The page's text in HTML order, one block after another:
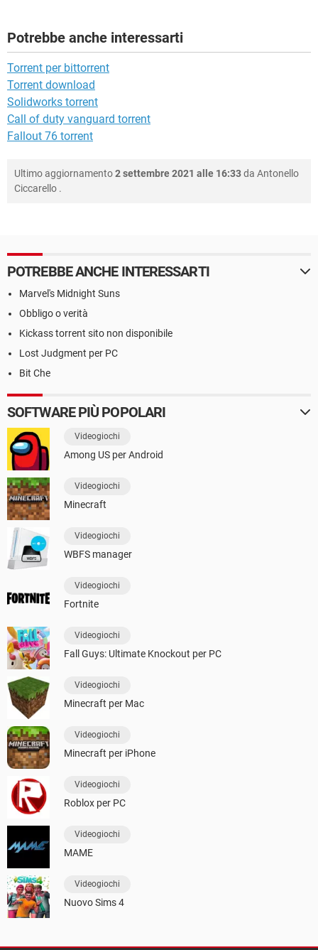
Potrebbe anche interessarti
Torrent per bittorrent
Torrent download
Solidworks torrent
Call of duty vanguard torrent
Fallout 76 torrent
Ultimo aggiornamento2 settembre 2021 alle 16:33da Antonello
Ciccarello .
POTREBBE ANCHE INTERESSARTI
Marvel's Midnight Suns
Obbligo o verità
Kickass torrent sito non disponibile
Lost Judgment per PC
Bit Che
SOFTWARE PIÙ POPOLARI
Videogiochi
Among US per Android
Videogiochi
Minecraft
Videogiochi
WBFS manager
Videogiochi
Fortnite
Videogiochi
Fall Guys: Ultimate Knockout per PC
Videogiochi
Minecraft per Mac
Videogiochi
Minecraft per iPhone
Videogiochi
Roblox per PC
Videogiochi
MAME
Videogiochi
Nuovo Sims 4